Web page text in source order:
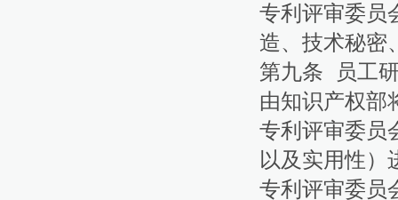
专利评审委员
造、技术秘密
第九条 员工
由知识产权部
专利评审委员
以及实用性）
专利评审委员